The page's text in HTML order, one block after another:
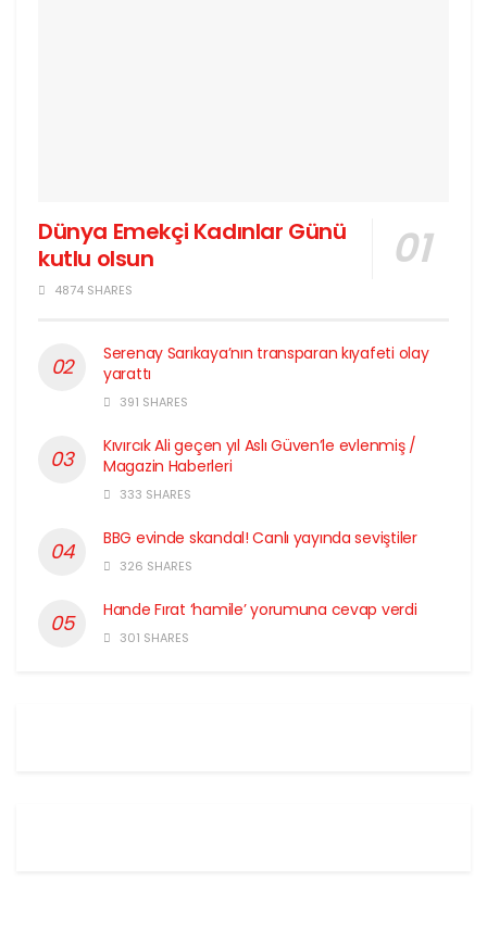
Dünya Emekçi Kadınlar Günü
kutlu olsun
4874 SHARES
Serenay Sarıkaya’nın transparan kıyafeti olay
yarattı
391 SHARES
Kıvırcık Ali geçen yıl Aslı Güven’le evlenmiş /
Magazin Haberleri
333 SHARES
BBG evinde skandal! Canlı yayında seviştiler
326 SHARES
Hande Fırat ‘hamile’ yorumuna cevap verdi
301 SHARES